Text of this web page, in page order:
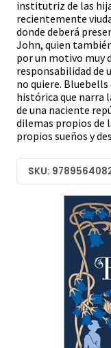
institutriz de las
recientemente
donde deberá
John, quien
por un motivo muy
responsabilidad de
no quiere.
histórica que narra
de una naciente
dilemas propios de
propios sueños y
SKU: